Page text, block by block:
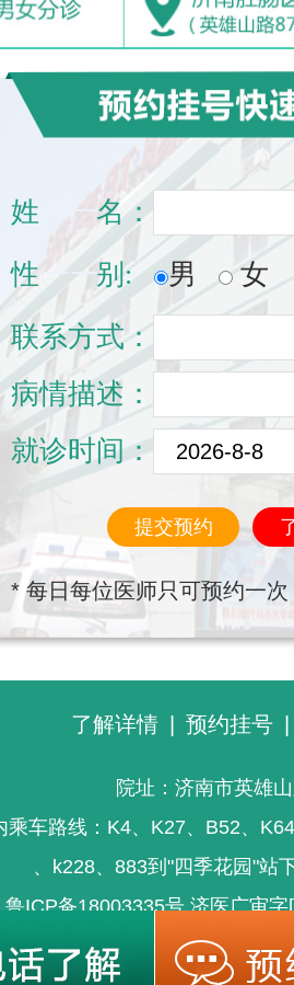
姓 一一名：
性一一别: 男
女
联系方式：
病情描述：
就诊时间：
提交预约
* 每日每位医师只可预约一次
了解详情 预约挂号
院址：济南市英雄
乘车路线：K4、K27、B52、
、k228、883到"四季花园"站
鲁ICP备18003335号济医广审字
息仅供参考，不能为疾病诊断及